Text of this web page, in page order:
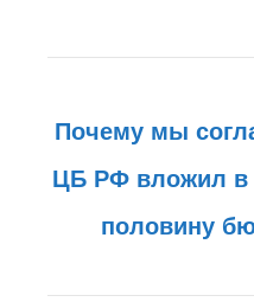
Почему мы
ЦБ РФ вложил в
половину